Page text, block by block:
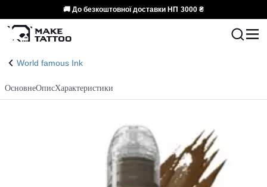
🚚 До безкоштовної доставки НП 3000 ₴
World famous Ink
ОсновнеОписХарактеристики